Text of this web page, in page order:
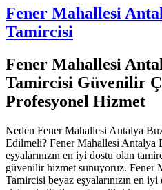
Fener Mahallesi
Tamircisi
Fener Mahallesi
Tamircisi Güvenilir
Profesyonel Hizmet
Neden Fener Mahallesi Antalya
Edilmeli? Fener Mahallesi Antalya
eşyalarınızın en iyi dostu olan
güvenilir hizmet sunuyoruz. Fener
Tamircisi beyaz eşyalarınızın en